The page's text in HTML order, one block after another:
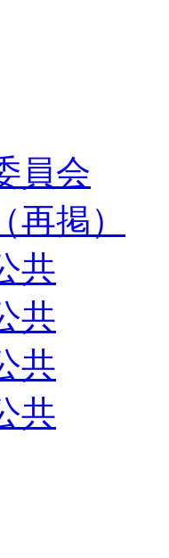
員会
掲）
共
共
共
共